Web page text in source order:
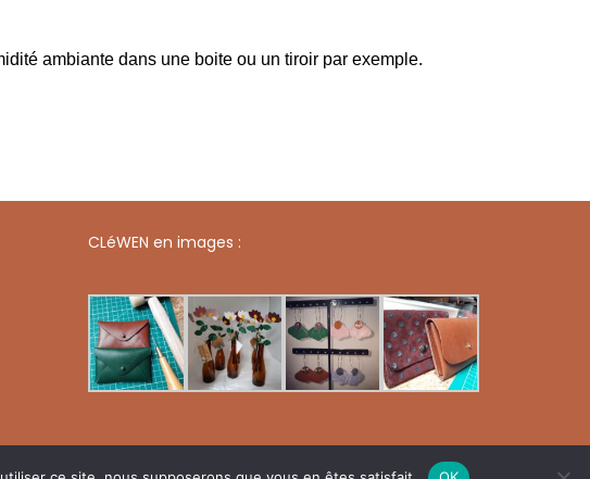
ambiante dans une boite ou un tiroir par exemple.
CLéWEN en images :
Politique de confidentialité Conditions générales de vente Plan de site